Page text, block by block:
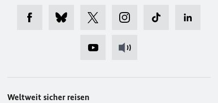
Weltweit sicher reisen